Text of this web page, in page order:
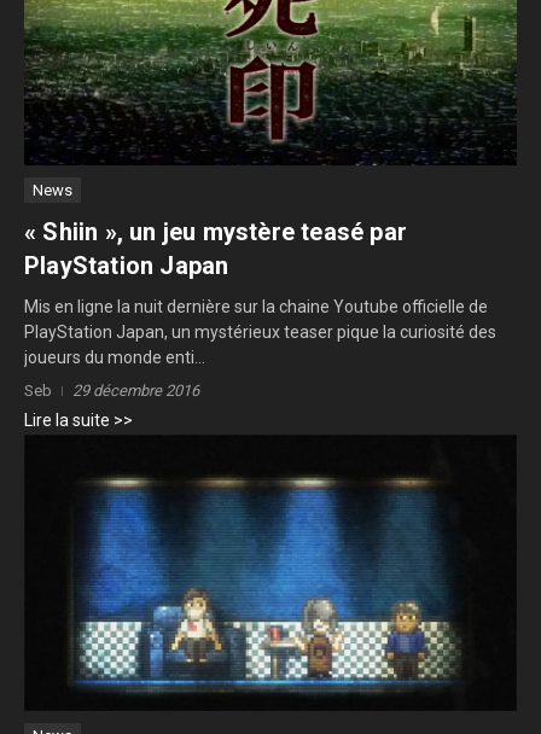
News
« Shiin », un jeu mystère teasé par
PlayStation Japan
Mis en ligne la nuit dernière sur la chaine Youtube officielle de
PlayStation Japan, un mystérieux teaser pique la curiosité des
joueurs du monde enti...
Seb 29 décembre 2016
Lire la suite >>